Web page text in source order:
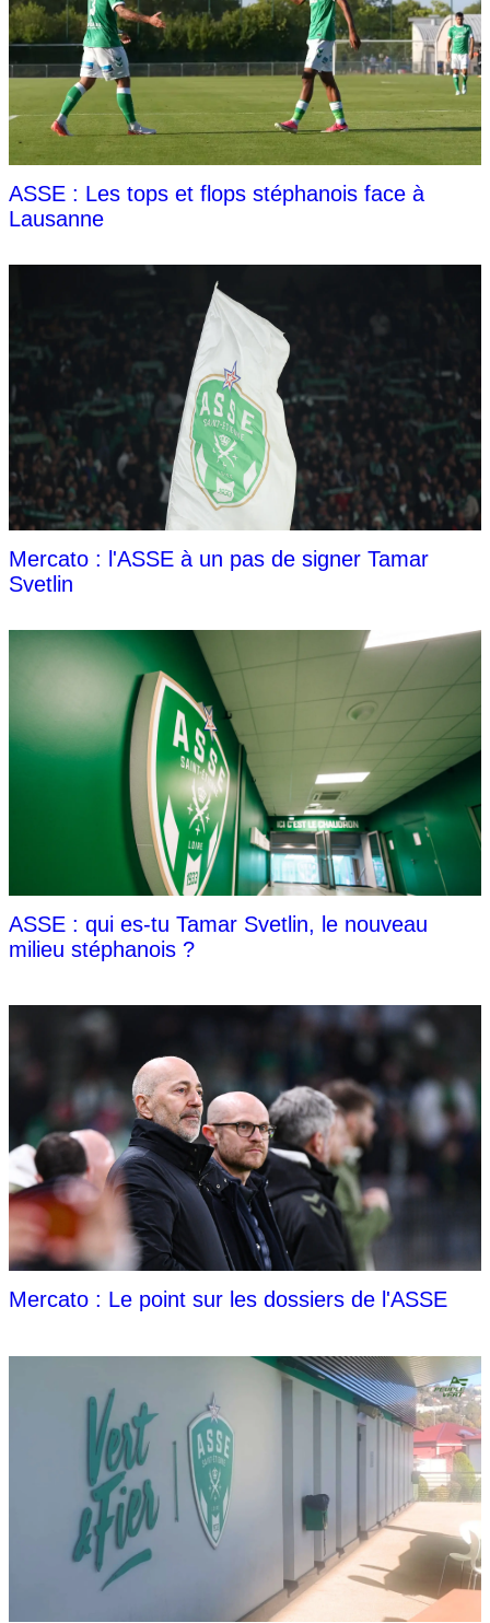
ASSE : Les tops et flops stéphanois face à
Lausanne
Mercato : l'ASSE à un pas de signer Tamar
Svetlin
ASSE : qui es-tu Tamar Svetlin, le nouveau
milieu stéphanois ?
Mercato : Le point sur les dossiers de l'ASSE